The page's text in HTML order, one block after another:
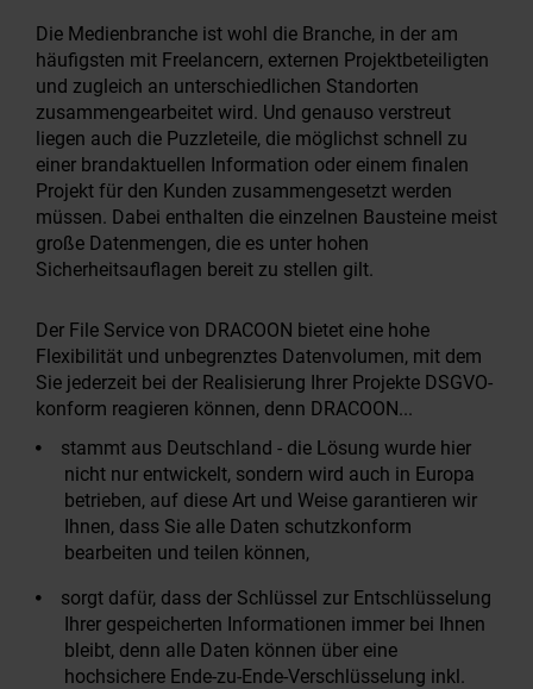
Die Medienbranche ist wohl die Branche, in der am
häufigsten mit Freelancern, externen Projektbeteiligten
und zugleich an unterschiedlichen Standorten
zusammengearbeitet wird. Und genauso verstreut
liegen auch die Puzzleteile, die möglichst schnell zu
einer brandaktuellen Information oder einem finalen
Projekt für den Kunden zusammengesetzt werden
müssen. Dabei enthalten die einzelnen Bausteine meist
große Datenmengen, die es unter hohen
Sicherheitsauflagen bereit zu stellen gilt.
Der File Service von DRACOON bietet eine hohe
Flexibilität und unbegrenztes Datenvolumen, mit dem
Sie jederzeit bei der Realisierung Ihrer Projekte DSGVO-
konform reagieren können, denn DRACOON...
stammt aus Deutschland - die Lösung wurde hier
nicht nur entwickelt, sondern wird auch in Europa
betrieben, auf diese Art und Weise garantieren wir
Ihnen, dass Sie alle Daten schutzkonform
bearbeiten und teilen können,
sorgt dafür, dass der Schlüssel zur Entschlüsselung
Ihrer gespeicherten Informationen immer bei Ihnen
bleibt, denn alle Daten können über eine
hochsichere Ende-zu-Ende-Verschlüsselung inkl.